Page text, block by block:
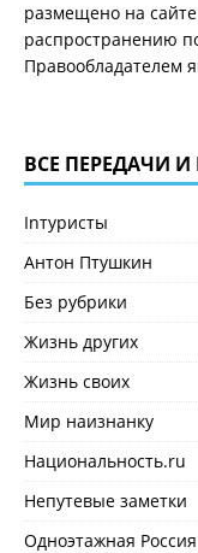
размещено на
распространению
Правообладателем
ВСЕ ПЕРЕДАЧИ
Inтуристы
Антон Птушкин
Без рубрики
Жизнь других
Жизнь своих
Мир наизнанку
Национальность.ru
Непутевые заметки
Одноэтажная Россия